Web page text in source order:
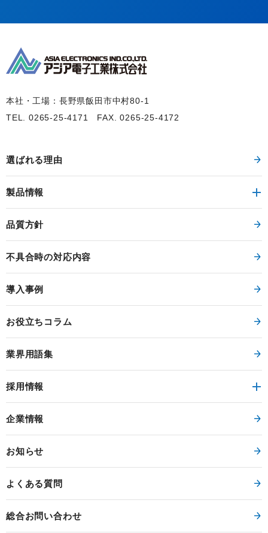
本社・工場：長野県飯田市中村80-1
TEL. 0265-25-4171 FAX. 0265-25-4172
選ばれる理由
製品情報
品質方針
不具合時の対応内容
導入事例
お役立ちコラム
業界用語集
採用情報
企業情報
お知らせ
よくある質問
総合お問い合わせ